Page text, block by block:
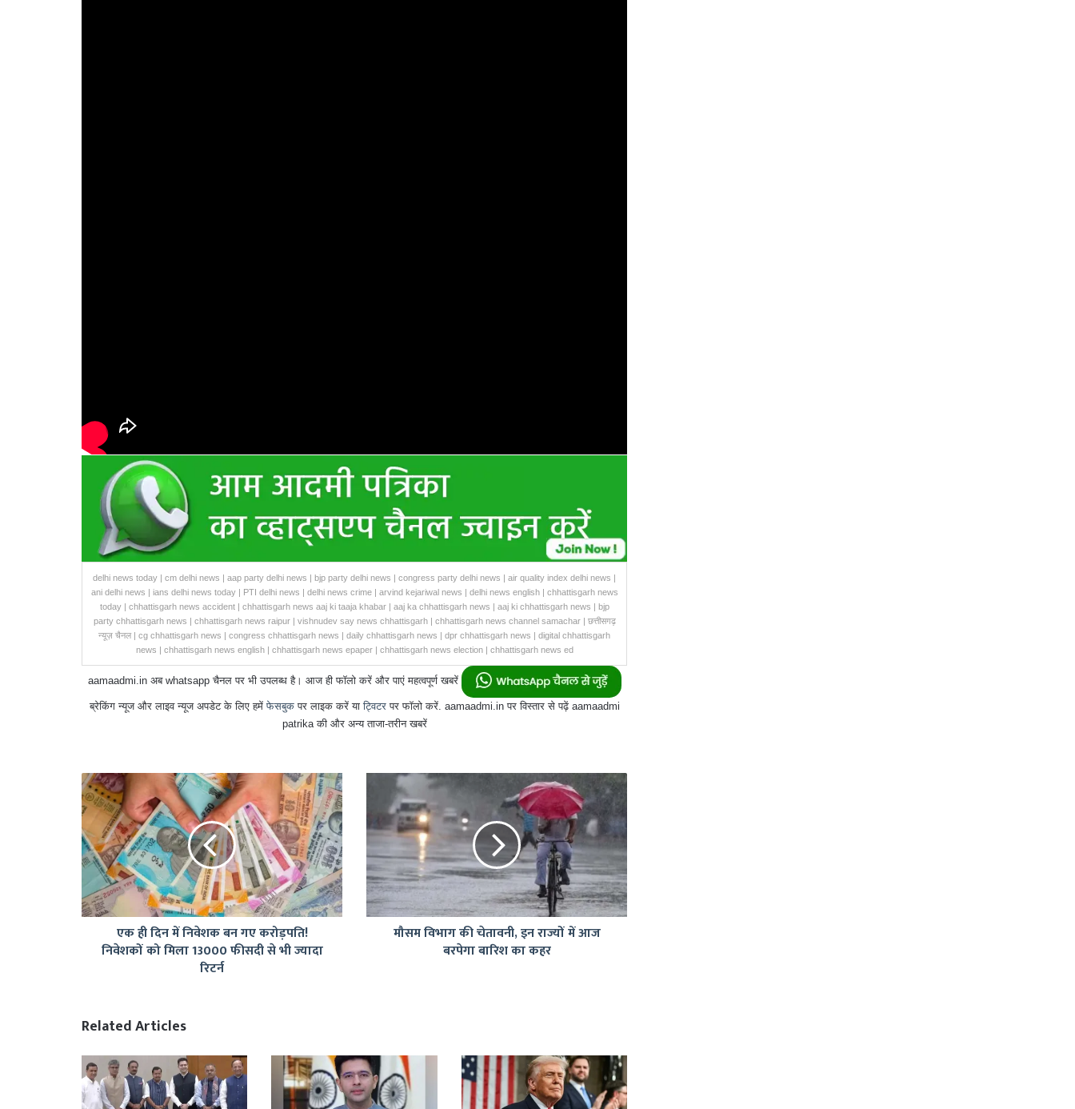
delhi news today | cm delhi news | aap party delhi news | bjp party delhi news | congress party delhi news | air quality index delhi news |
ani delhi news | ians delhi news today | PTI delhi news | delhi news crime | arvind kejariwal news | delhi news english | chhattisgarh news
today | chhattisgarh news accident | chhattisgarh news aaj ki taaja khabar | aaj ka chhattisgarh news | aaj ki chhattisgarh news | bjp
party chhattisgarh news | chhattisgarh news raipur | vishnudev say news chhattisgarh | chhattisgarh news channel samachar | छत्तीसगढ़
न्यूज़ चैनल | cg chhattisgarh news | congress chhattisgarh news | daily chhattisgarh news | dpr chhattisgarh news | digital chhattisgarh
news | chhattisgarh news english | chhattisgarh news epaper | chhattisgarh news election | chhattisgarh news ed
aamaadmi.in अब whatsapp चैनल पर भी उपलब्ध है। आज ही फॉलो करें और पाएं महत्वपूर्ण खबरें
ब्रेकिंग न्यूज और लाइव न्यूज अपडेट के लिए हमेंफेसबुकपर लाइक करें याट्विटरपर फॉलो करें. aamaadmi.in पर विस्तार से पढ़ें aamaadmi
patrika की और अन्य ताजा-तरीन खबरें
एक
ही
दिन
में
निवेशक
बन
करोड़पति!
निवेशकों
ज्यादा
एक ही दिन में निवेशक बन गए करोड़पति!
निवेशकों को मिला 13000 फीसदी से भी ज्यादा
रिटर्न
चेतावनी,
इन
राज्यों
में
आज
बरपेगा
मौसम विभाग की चेतावनी, इन राज्यों में आज
बरपेगा बारिश का कहर
Related Articles